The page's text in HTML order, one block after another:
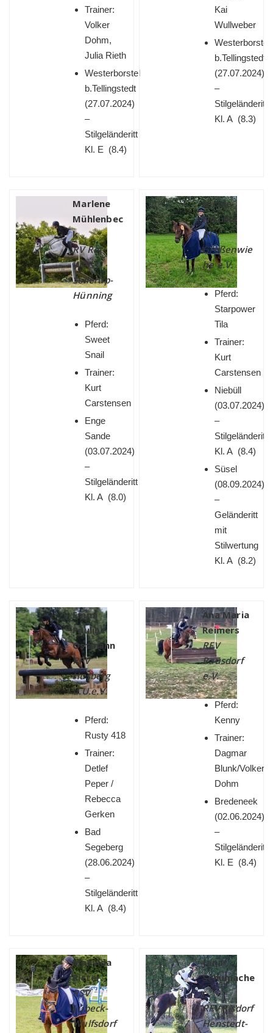
Trainer:
Volker
Dohm,
Julia Rieth
Westerborstel
b.Tellingstedt
(27.07.2024)
–
Stilgeländeritt
Kl. E (8.4)
Kai
Wullweber
Westerborstel
b.Tellingstedt
(27.07.2024)
–
Stilgeländeritt
Kl. A (8.3)
Marlene
Mühlenbec
k
RV Rot-
Weiss
Sollerup-
Hünning
Pferd:
Sweet
Snail
Trainer:
Kurt
Carstensen
Enge
Sande
(03.07.2024)
–
Stilgeländeritt
Kl. A (8.0)
Nicole
Nikulka
RFV
Großenwie
he e.V.
Pferd:
Starpower
Tila
Trainer:
Kurt
Carstensen
Niebüll
(03.07.2024)
–
Stilgeländeritt
Kl. A (8.4)
Süsel
(08.09.2024)
–
Geländeritt
mit
Stilwertung
Kl. A (8.2)
Emmi
Pauline
Ostmann
RFV
Husberg
u.U.e.V.
Pferd:
Rusty 418
Trainer:
Detlef
Peper /
Rebecca
Gerken
Bad
Segeberg
(28.06.2024)
–
Stilgeländeritt
Kl. A (8.4)
Ana Maria
Reimers
RFV
Rausdorf
e.V.
Pferd:
Kenny
Trainer:
Dagmar
Blunk/Volker
Dohm
Bredeneek
(02.06.2024)
–
Stilgeländeritt
Kl. E (8.4)
Matylda
Ritter
RSV
Lübeck-
Wulfsdorf
Jana
Schumache
r
RFV Kisdorf
Henstedt-